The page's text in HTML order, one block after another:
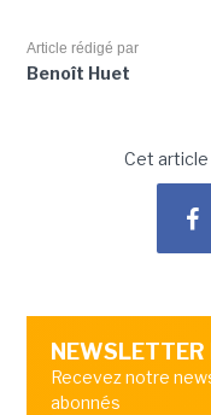
Article rédigé par
Benoît Huet
Cet article
NEWSLETTER
Recevez notre
abonnés